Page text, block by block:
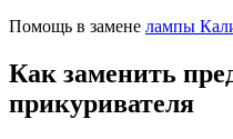
Помощь в замене лампы
Как заменить
прикуривателя